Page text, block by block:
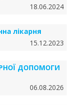
18.06.2024
лікарня
15.12.2023
ДОПОМОГИ
06.08.2026